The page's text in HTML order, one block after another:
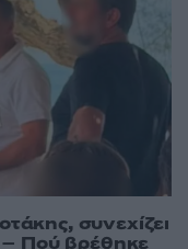
συνεχίζει
– Πού βρέθηκε